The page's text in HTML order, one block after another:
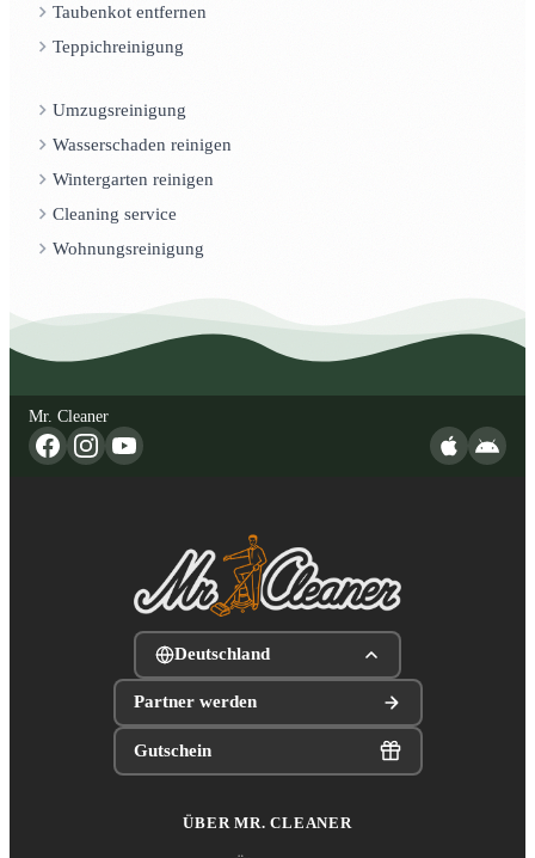
Taubenkot entfernen
Teppichreinigung
Umzugsreinigung
Wasserschaden reinigen
Wintergarten reinigen
Cleaning service
Wohnungsreinigung
Mr. Cleaner
Deutschland
Partner werden
Gutschein
ÜBER MR. CLEANER